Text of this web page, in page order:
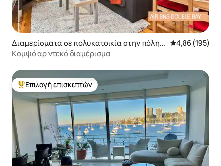
Διαμερίσματα σε πολυκατοικία στην πόλη B
ellevue Hill
Μέση
4,86 (195)
Κομψό αρ ντεκό διαμέρισμα
Κορυφαία επιλογή επισκεπτών
Επιλογή επισκεπτών